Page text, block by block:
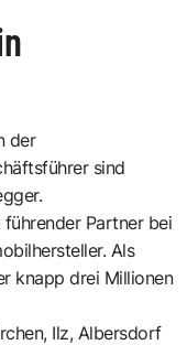
der
sind
Partner bei
Als
knapp drei Millionen
Ilz, Albersdorf